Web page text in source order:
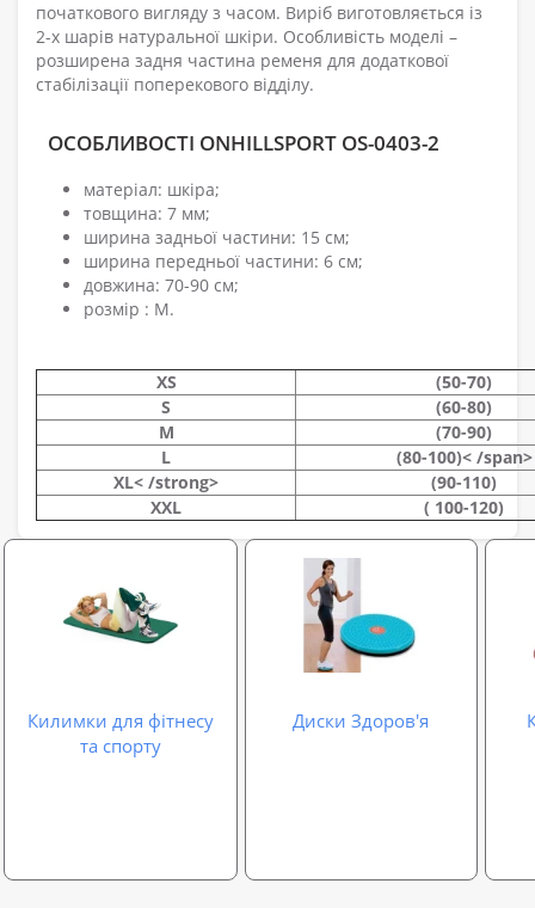
початкового вигляду з часом. Виріб виготовляється із
2-х шарів натуральної шкіри. Особливість моделі –
розширена задня частина ременя для додаткової
стабілізації поперекового відділу.
ОСОБЛИВОСТІ ONHILLSPORT OS-0403-2
матеріал: шкіра;
товщина: 7 мм;
ширина задньої частини: 15 см;
ширина передньої частини: 6 см;
довжина: 70-90 см;
розмір : M.
XS
(50-70)
S
(60-80)
M
(70-90)
L
(80-100)< /span>
XL< /strong>
(90-110)
XXL
( 100-120)
Килимки для фітнесу
та спорту
Диски Здоров'я